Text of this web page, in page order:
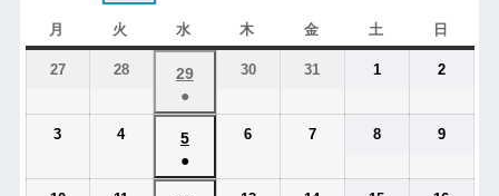
月 火 水 木 金 土 日
27 28
29
●
30 31 1 2
3 4
5
●
6 7 8 9